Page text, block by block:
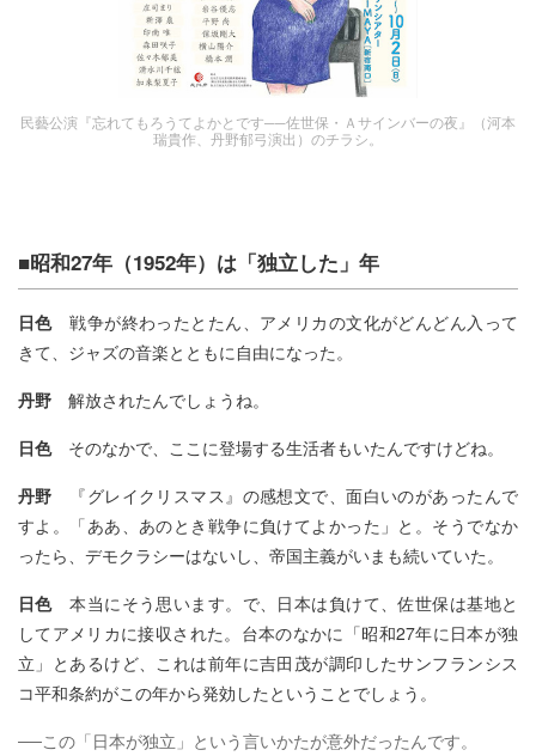
民藝公演『忘れてもろうてよかとです──佐世保・Ａサインバーの夜』（河本
瑞貴作、丹野郁弓演出）のチラシ。
■昭和27年（1952年）は「独立した」年
日色戦争が終わったとたん、アメリカの文化がどんどん入って
きて、ジャズの音楽とともに自由になった。
丹野 解放されたんでしょうね。
日色そのなかで、ここに登場する生活者もいたんですけどね。
丹野 『グレイクリスマス』の感想文で、面白いのがあったんで
すよ。「ああ、あのとき戦争に負けてよかった」と。そうでなか
ったら、デモクラシーはないし、帝国主義がいまも続いていた。
日色本当にそう思います。で、日本は負けて、佐世保は基地と
してアメリカに接収された。台本のなかに「昭和27年に日本が独
立」とあるけど、これは前年に吉田茂が調印したサンフランシス
コ平和条約がこの年から発効したということでしょう。
──この「日本が独立」という言いかたが意外だったんです。